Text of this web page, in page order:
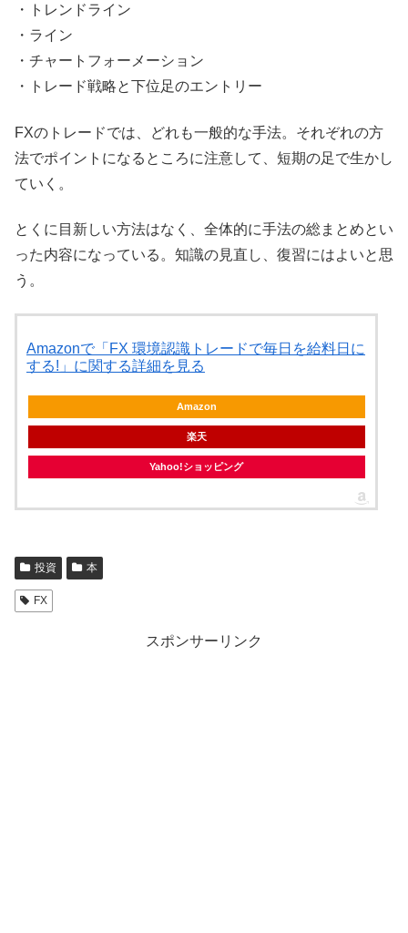
・トレンドライン
・ライン
・チャートフォーメーション
・トレード戦略と下位足のエントリー
FXのトレードでは、どれも一般的な手法。それぞれの方
法でポイントになるところに注意して、短期の足で生かし
ていく。
とくに目新しい方法はなく、全体的に手法の総まとめとい
った内容になっている。知識の見直し、復習にはよいと思
う。
Amazonで「FX 環境認識トレードで毎日を給料日に
する!」に関する詳細を見る
Amazon
楽天
Yahoo!ショッピング
投資 本
FX
スポンサーリンク